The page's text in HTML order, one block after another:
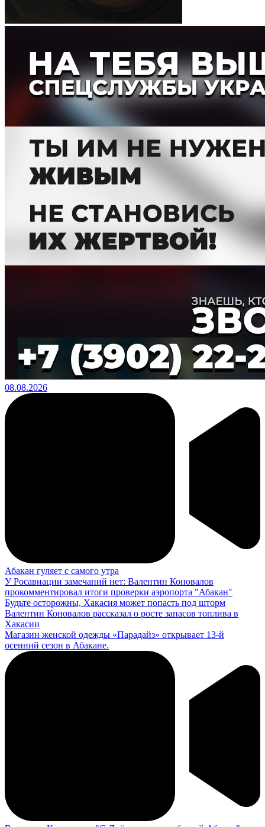
08.08.2026
Абакан гуляет с самого утра
У Росавиации замечаний нет: Валентин Коновалов
прокомментировал итоги проверки аэропорта "Абакан"
Будьте осторожны, Хакасия может попасть под шторм
Валентин Коновалов рассказал о росте запасов топлива в
Хакасии
Магазин женской одежды «Парадайз» открывает 13-й
осенний сезон в Абакане.